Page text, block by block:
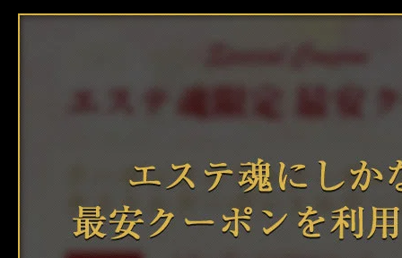
和歌山
ジャンルから探す
店舗型 マンション(個室)
本日出勤のセラピスト
即セラ
エリアから探す
大阪 京都 兵庫
写メ日記